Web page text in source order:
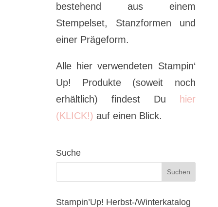
bestehend aus einem
Stempelset, Stanzformen und
einer Prägeform.
Alle hier verwendeten Stampin‘
Up! Produkte (soweit noch
erhältlich) findest Du
hier
(KLICK!) auf einen Blick.
Suche
Stampin’Up! Herbst-/Winterkatalog